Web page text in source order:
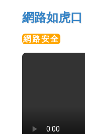
網路如虎口
網路安全